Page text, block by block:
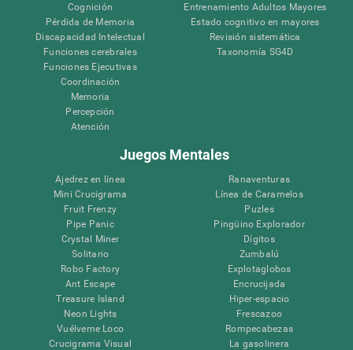
Cognición
Pérdida de Memoria
Discapacidad Intelectual
Funciones cerebrales
Funciones Ejecutivas
Coordinación
Memoria
Percepción
Atención
Entrenamiento Adultos Mayores
Estado cognitivo en mayores
Revisión sistemática
Taxonomía SG4D
Juegos Mentales
Ajedrez en línea
Mini Crucigrama
Fruit Frenzy
Pipe Panic
Crystal Miner
Solitario
Robo Factory
Ant Escape
Treasure Island
Neon Lights
Vuélveme Loco
Crucigrama Visual
Ranaventuras
Línea de Caramelos
Puzles
Pingüino Explorador
Dígitos
Zumbalú
Explotaglobos
Encrucijada
Hiper-espacio
Frescazoo
Rompecabezas
La gasolinera